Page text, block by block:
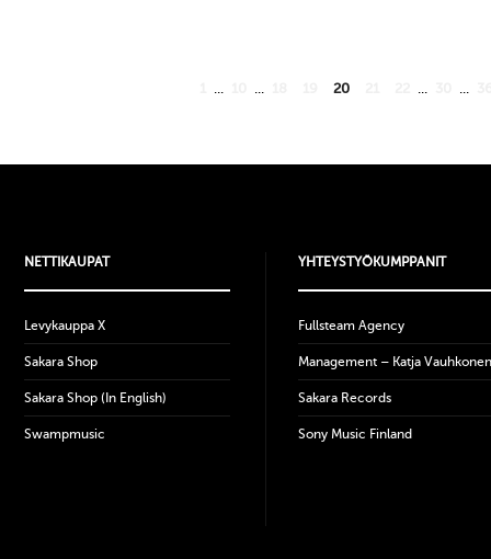
... ... 20 ... ...
NETTIKAUPAT
Levykauppa X
Sakara Shop
Sakara Shop (In English)
Swampmusic
YHTEYSTYÖKUMPPANIT
Fullsteam Agency
Management – Katja Vauhkonen
Sakara Records
Sony Music Finland